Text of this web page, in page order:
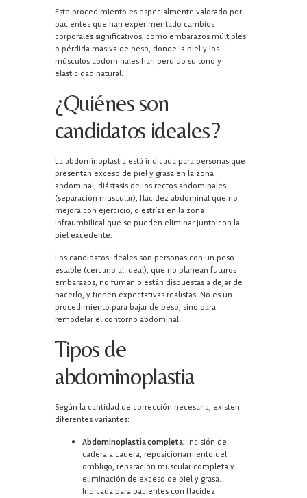
Este procedimiento es especialmente valorado por
pacientes que han experimentado cambios
corporales significativos, como embarazos múltiples
o pérdida masiva de peso, donde la piel y los
músculos abdominales han perdido su tono y
elasticidad natural.
¿Quiénes son
candidatos ideales?
La abdominoplastia está indicada para personas que
presentan exceso de piel y grasa en la zona
abdominal, diástasis de los rectos abdominales
(separación muscular), flacidez abdominal que no
mejora con ejercicio, o estrías en la zona
infraumbilical que se pueden eliminar junto con la
piel excedente.
Los candidatos ideales son personas con un peso
estable (cercano al ideal), que no planean futuros
embarazos, no fuman o están dispuestas a dejar de
hacerlo, y tienen expectativas realistas. No es un
procedimiento para bajar de peso, sino para
remodelar el contorno abdominal.
Tipos de
abdominoplastia
Según la cantidad de corrección necesaria, existen
diferentes variantes:
Abdominoplastia completa: incisión de
cadera a cadera, reposicionamiento del
ombligo, reparación muscular completa y
eliminación de exceso de piel y grasa.
Indicada para pacientes con flacidez